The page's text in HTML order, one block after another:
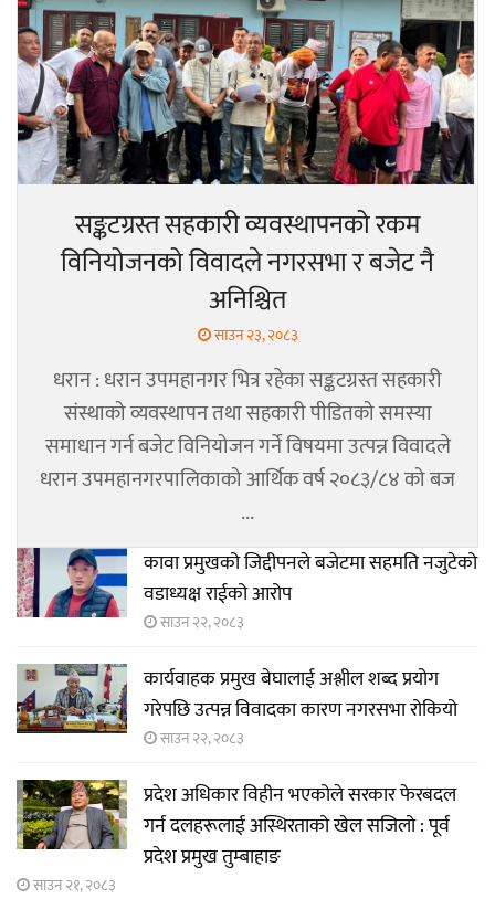
सङ्कटग्रस्त सहकारी व्यवस्थापनको रकम
विनियोजनको विवादले नगरसभा र बजेट नै
अनिश्चित
साउन २३, २०८३
धरान : धरान उपमहानगर भित्र रहेका सङ्कटग्रस्त सहकारी
संस्थाको व्यवस्थापन तथा सहकारी पीडितको समस्या
समाधान गर्न बजेट विनियोजन गर्ने विषयमा उत्पन्न विवादले
धरान उपमहानगरपालिकाको आर्थिक वर्ष २०८३/८४ को बज
...
कावा प्रमुखको जिद्दीपनले बजेटमा सहमति नजुटेको
वडाध्यक्ष राईको आरोप
साउन २२, २०८३
कार्यवाहक प्रमुख बेघालाई अश्लील शब्द प्रयोग
गरेपछि उत्पन्न विवादका कारण नगरसभा रोकियो
साउन २२, २०८३
प्रदेश अधिकार विहीन भएकोले सरकार फेरबदल
गर्न दलहरूलाई अस्थिरताको खेल सजिलो : पूर्व
प्रदेश प्रमुख तुम्बाहाङ
साउन २१, २०८३